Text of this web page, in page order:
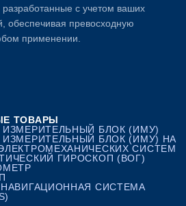
с учетом ваших
обеспечивая превосходную
применении.
ТОВАРЫ
БЛОК (ИМУ)
БЛОК (ИМУ) НА
СИСТЕМ
ГИРОСКОП (ВОГ)
СИСТЕМА